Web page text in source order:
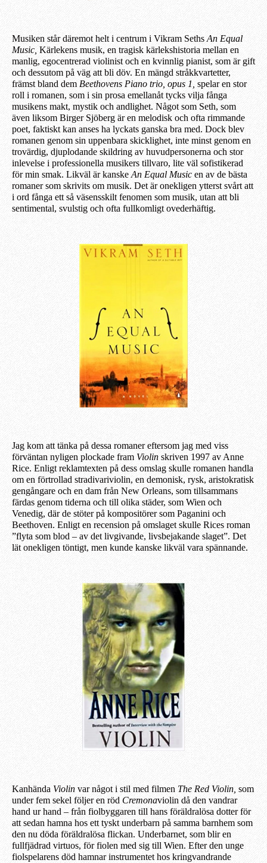
Musiken står däremot helt i centrum i Vikram SethsAn Equal
Music, Kärlekens musik, en tragisk kärlekshistoria mellan en
manlig, egocentrerad violinist och en kvinnlig pianist, som är gift
och dessutom på väg att bli döv. En mängd stråkkvartetter,
främst bland demBeethovens Piano trio, opus 1, spelar en stor
roll i romanen, som i sin prosa emellanåt tycks vilja fånga
musikens makt, mystik och andlighet. Något som Seth, som
även liksom Birger Sjöberg är en melodisk och ofta rimmande
poet, faktiskt kan anses ha lyckats ganska bra med. Dock blev
romanen genom sin uppenbara skicklighet, inte minst genom en
trovärdig, djuplodande skildring av huvudpersonerna och stor
inlevelse i professionella musikers tillvaro, lite väl sofistikerad
för min smak. Likväl är kanskeAn Equal Music en av de bästa
romaner som skrivits om musik. Det är onekligen ytterst svårt att
i ord fånga ett så väsensskilt fenomen som musik, utan att bli
sentimental, svulstig och ofta fullkomligt ovederhäftig.
Jag kom att tänka på dessa romaner eftersom jag med viss
förväntan nyligen plockade fram Violin skriven 1997 av Anne
Rice. Enligt reklamtexten på dess omslag skulle romanen handla
om en förtrollad stradivariviolin, en demonisk, rysk, aristokratisk
gengångare och en dam från New Orleans, som tillsammans
färdas genom tiderna och till olika städer, som Wien och
Venedig, där de stöter på kompositörer som Paganini och
Beethoven. Enligt en recension på omslaget skulle Rices roman
”flyta som blod – av det livgivande, livsbejakande slaget”. Det
lät onekligen töntigt, men kunde kanske likväl vara spännande.
Kanhända Violin var något i stil med filmen The Red Violin, som
under fem sekel följer en röd Cremonaviolin då den vandrar
hand ur hand – från fiolbyggaren till hans föräldralösa dotter för
att sedan hamna hos ett tyskt underbarn på samma barnhem som
den nu döda föräldralösa flickan. Underbarnet, som blir en
fullfjädrad virtuos, för fiolen med sig till Wien. Efter den unge
fiolspelarens död hamnar instrumentet hos kringvandrande